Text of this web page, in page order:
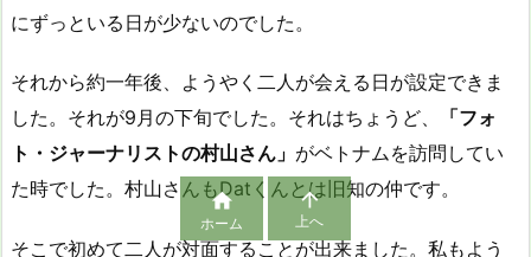
にずっといる日が少ないのでした。
それから約一年後、ようやく二人が会える日が設定できま
した。それが9月の下旬でした。それはちょうど、
「フォ
ト・ジャーナリストの村山さん」 がベトナムを訪問してい
た時でした。村山さんもDatくんとは旧知の仲です。
そこで初めて二人が対面することが出来ました。私もよう

ホーム

上へ